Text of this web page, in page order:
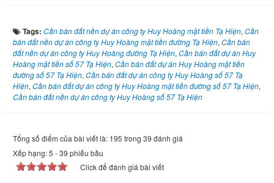
Tags: Cần bán đất nền dự án công ty Huy Hoàng mặt tiền Tạ Hiện, Cần
bán đất nền dự án công ty Huy Hoàng mặt tiền đường Tạ Hiện, Cần bán
đất nền dự án công ty Huy Hoàng đường Tạ Hiện, Cần bán đất dự án Huy
Hoàng mặt tiền số 57 Tạ Hiện, Cần bán đất dự án Huy Hoàng mặt tiền
đường số 57 Tạ Hiện, Cần bán đất dự án công ty Huy Hoàng số 57 Tạ
Hiện, Cần bán đất dự án công ty Huy Hoàng mặt tiền đường số 57 Tạ Hiện,
Cần bán đất nền dự án công ty Huy Hoàng số 57 Tạ Hiện
Tổng số điểm của bài viết là: 195 trong 39 đánh giá
Xếp hạng:5 -39 phiếu bầu
Click để đánh giá bài viết